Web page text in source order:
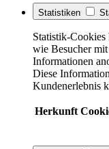
Statistiken
Statistik-Cookies
wie Besucher
Informationen
Diese
Kundenerlebnis
Herkunft